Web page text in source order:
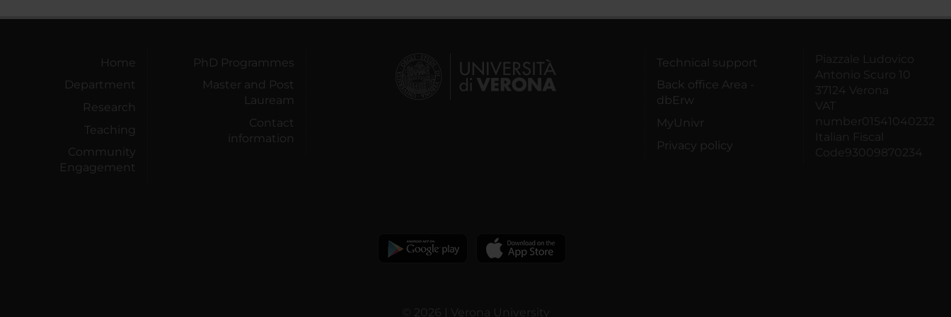
Home
Department
Research
Teaching
Community
Engagement
PhD Programmes
Master and Post
Lauream
Contact
information
Technical support
Back office Area -
dbErw
MyUnivr
Privacy policy
Piazzale Ludovico
Antonio Scuro 10
37124 Verona
VAT
number01541040232
Italian Fiscal
Code93009870234
© 2026 | Verona University